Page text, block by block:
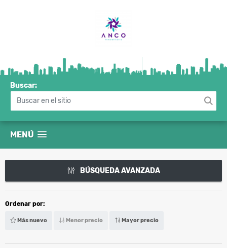
Buscar:
MENÚ
BÚSQUEDA AVANZADA
Ordenar por:
Más nuevo Menor precio Mayor precio